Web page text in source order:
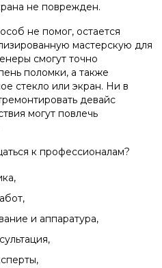
не поврежден.
не помог, остается
мастерскую для
смогут точно
поломки, а также
стекло или экран. Ни в
девайс
могут повлечь
к профессионалам?
и аппаратура,